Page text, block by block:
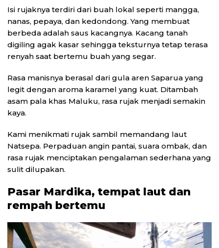
Isi rujaknya terdiri dari buah lokal seperti mangga,
nanas, pepaya, dan kedondong. Yang membuat
berbeda adalah saus kacangnya. Kacang tanah
digiling agak kasar sehingga teksturnya tetap terasa
renyah saat bertemu buah yang segar.
Rasa manisnya berasal dari gula aren Saparua yang
legit dengan aroma karamel yang kuat. Ditambah
asam pala khas Maluku, rasa rujak menjadi semakin
kaya.
Kami menikmati rujak sambil memandang laut
Natsepa. Perpaduan angin pantai, suara ombak, dan
rasa rujak menciptakan pengalaman sederhana yang
sulit dilupakan.
Pasar Mardika, tempat laut dan
rempah bertemu